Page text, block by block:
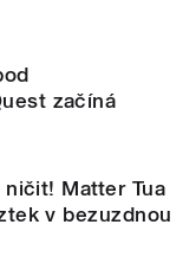
začíná
ničit! Matter Tua
v bezuzdnou